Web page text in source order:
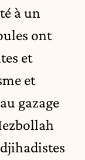
à un
ont
et
et
gazage